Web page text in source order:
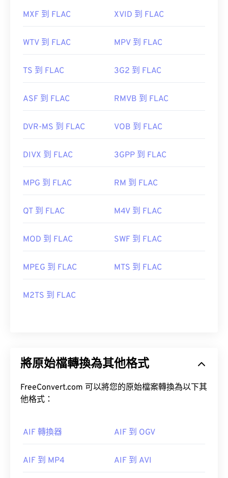
MXF 到 FLAC XVID 到 FLAC
WTV 到 FLAC MPV 到 FLAC
TS 到 FLAC 3G2 到 FLAC
ASF 到 FLAC RMVB 到 FLAC
DVR-MS 到 FLAC VOB 到 FLAC
DIVX 到 FLAC 3GPP 到 FLAC
MPG 到 FLAC RM 到 FLAC
QT 到 FLAC M4V 到 FLAC
MOD 到 FLAC SWF 到 FLAC
MPEG 到 FLAC MTS 到 FLAC
M2TS 到 FLAC
將原始檔轉換為其他格式
FreeConvert.com 可以將您的原始檔案轉換為以下其
他格式：
AIF 轉換器 AIF 到 OGV
AIF 到 MP4 AIF 到 AVI